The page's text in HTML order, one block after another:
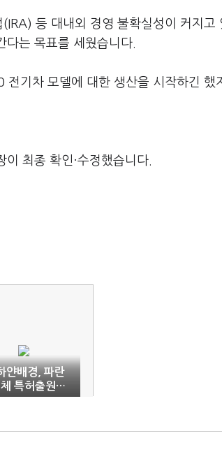
등 대내외 경영 불확실성이 커지고
는 목표를 세웠습니다.
기차 모델에 대한 생산을 시작하긴 했
최종 확인·수정했습니다.
얀배경, 파란
특허출원…
대페이' 출시